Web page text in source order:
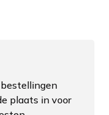
plaats in voor